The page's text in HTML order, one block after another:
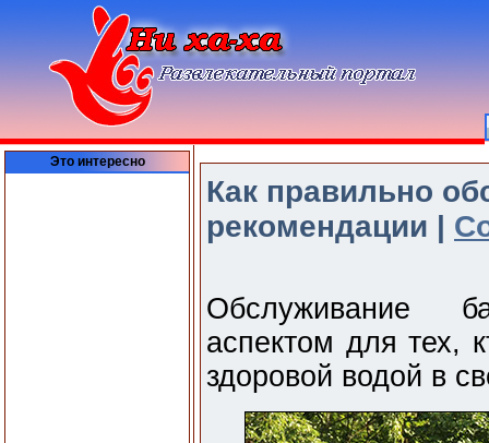
Это интересно
Как правильно
рекомендации |
Обслуживание
аспектом для тех,
здоровой водой в